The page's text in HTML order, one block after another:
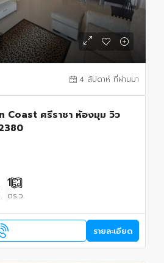
4 สัปดาห์ ที่ผ่านมา
Coast ศรีราชา ห้องมุม วิว
1
ตร.ว.
รายละเอียด